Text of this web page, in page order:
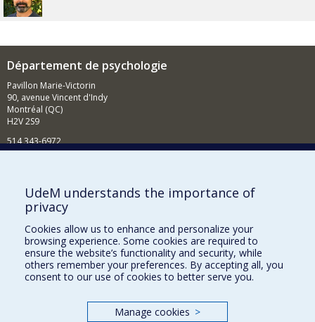
Département de psychologie
Pavillon Marie-Victorin
90, avenue Vincent d'Indy
Montréal (QC)
H2V 2S9
514 343-6972
Comment soutenir le Département?
BESOIN D'AIDE?
Plan du site
Signaler une erreur
Accessibilité
UdeM understands the importance of
privacy
Cookies allow us to enhance and personalize your
browsing experience. Some cookies are required to
ensure the website’s functionality and security, while
others remember your preferences. By accepting all, you
consent to our use of cookies to better serve you.
Manage cookies >